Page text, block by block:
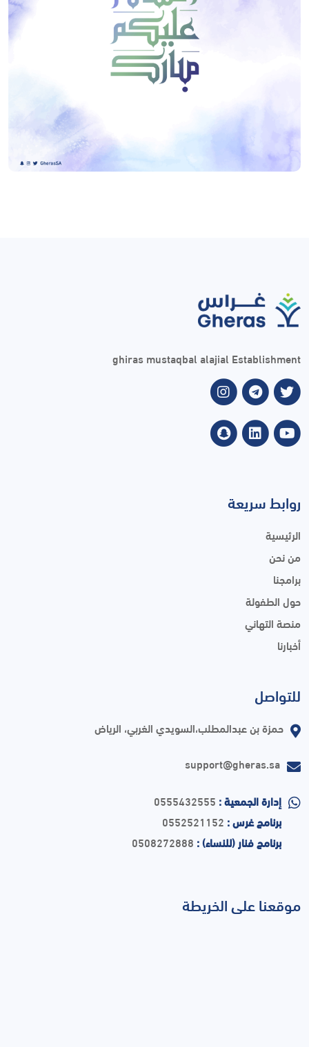
ghiras mustaqbal alajial Establishment
روابط سريعة
الرئيسية
من نحن
برامجنا
حول الطفولة
منصة التهاني
أخبارنا
للتواصل
حمزة بن عبدالمطلب،السويدي الغربي، الرياض
support@gheras.sa
إدارة الجمعية : 0555432555
برنامج غرس : 0552521152
برنامج فنار (للنساء) : 0508272888
موقعنا على الخريطة